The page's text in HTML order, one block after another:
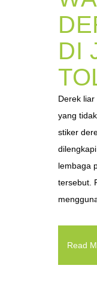
DI
Derek
yang
stiker
lembaga
tersebut.
Read